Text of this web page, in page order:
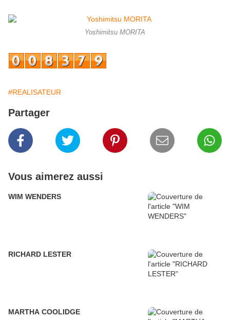
Yoshimitsu MORITA
#REALISATEUR
Partager
Vous aimerez aussi
WIM WENDERS
RICHARD LESTER
MARTHA COOLIDGE